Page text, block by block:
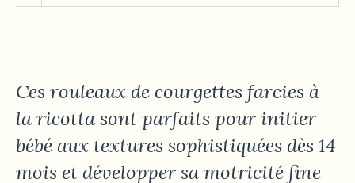
Ces rouleaux de courgettes farcies à
la ricotta sont parfaits pour initier
bébé aux textures sophistiquées dès 14
mois et développer sa motricité fine